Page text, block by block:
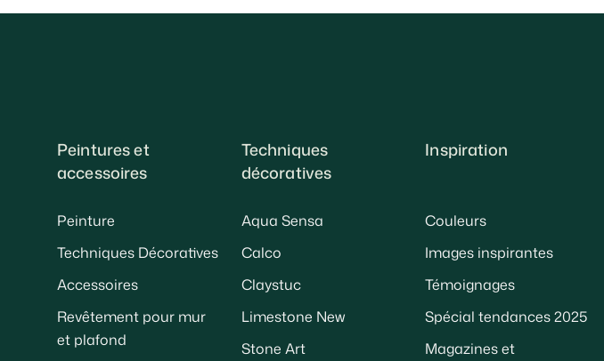
Peintures et
accessoires
Peinture
Techniques Décoratives
Accessoires
Revêtement pour mur
et plafond
Techniques
décoratives
Aqua Sensa
Calco
Claystuc
Limestone New
Stone Art
Inspiration
Couleurs
Images inspirantes
Témoignages
Spécial tendances 2025
Magazines et